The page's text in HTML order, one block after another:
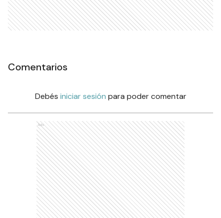
Comentarios
Debés iniciar sesión para poder comentar
Ads